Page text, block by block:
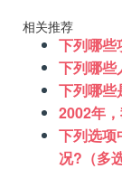
相关推荐
下列哪些
下列哪些
下列哪些
2002年
下列选项
况?（多